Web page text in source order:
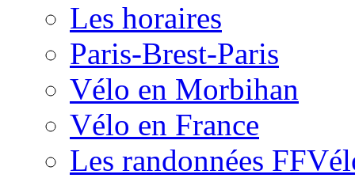
Les horaires
Paris-Brest-Paris
Vélo en Morbihan
Vélo en France
Les randonnées